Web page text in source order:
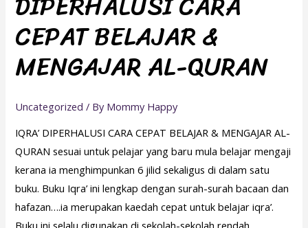
CEPAT BELAJAR &
MENGAJAR AL-QURAN
Uncategorized / By Mommy Happy
IQRA’ DIPERHALUSI CARA CEPAT BELAJAR & MENGAJAR AL-
QURAN sesuai untuk pelajar yang baru mula belajar mengaji
kerana ia menghimpunkan 6 jilid sekaligus di dalam satu
buku. Buku Iqra’ ini lengkap dengan surah-surah bacaan dan
hafazan….ia merupakan kaedah cepat untuk belajar iqra’.
BELAJAR
&
MENGAJAR
AL-